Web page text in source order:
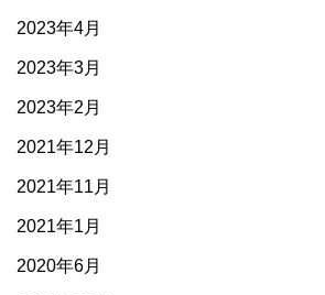
2023年4月
2023年3月
2023年2月
2021年12月
2021年11月
2021年1月
2020年6月